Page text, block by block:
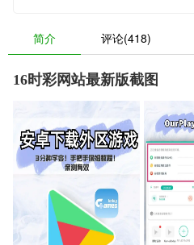
简介 评论(418)
16时彩网站最新版截图